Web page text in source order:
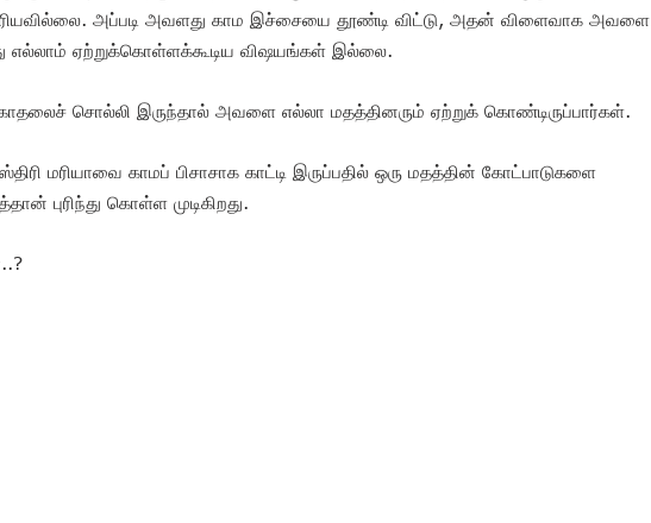
அப்படி அவளது காம இச்சையை தூண்டி விட்டு, அதன் விளைவாக அவளை
எல்லாம் ஏற்றுக்கொள்ளக்கூடிய விஷயங்கள் இல்லை.
சொல்லி இருந்தால் அவளை எல்லா மதத்தினரும் ஏற்றுக் கொண்டிருப்பார்கள்.
மரியாவை காமப் பிசாசாக காட்டி இருப்பதில் ஒரு மதத்தின் கோட்பாடுகளை
புரிந்து கொள்ள முடிகிறது.